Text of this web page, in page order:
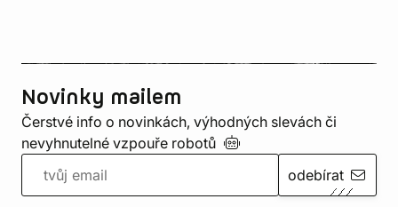
Novinky mailem
Čerstvé info o novinkách, výhodných slevách či
nevyhnutelné vzpouře robotů
odebírat